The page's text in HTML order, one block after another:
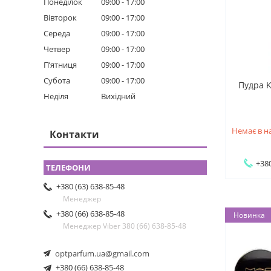
Пудра
Немає в
Новинка
Вівторок
09:00
17:00
Середа
09:00
17:00
Четвер
09:00
17:00
Пʼятниця
09:00
17:00
Субота
09:00
17:00
Неділя
Вихідний
Контакти
+380 (63) 638-85-48
Менеджер
+380 (66) 638-85-48
Менеджер Viber 380 (66) 638-85-48
optparfum.ua@gmail.com
+380 (66) 638-85-48